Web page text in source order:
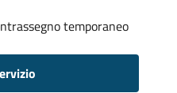
temporaneo